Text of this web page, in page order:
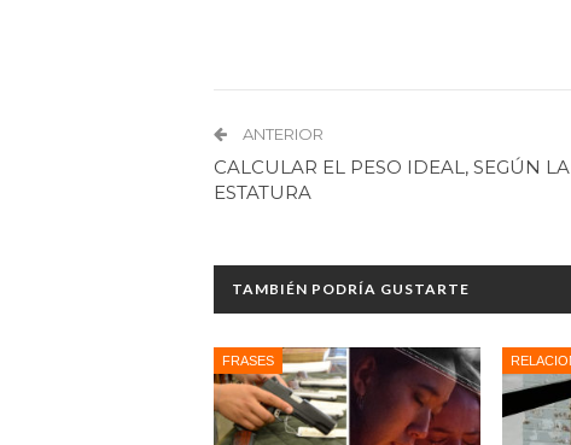
ANTERIOR
CALCULAR EL PESO IDEAL, SEGÚN LA
ESTATURA
TAMBIÉN PODRÍA GUSTARTE
FRASES